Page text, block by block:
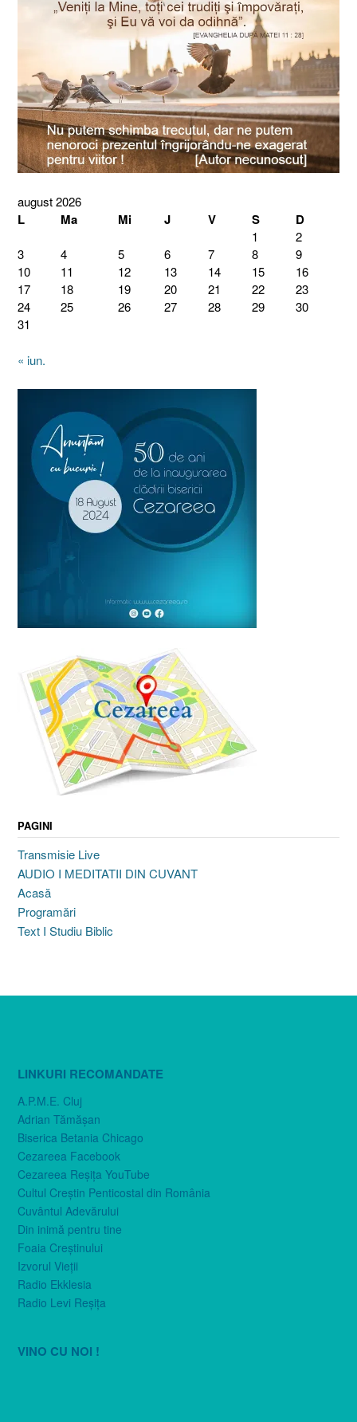
august 2026
L Ma Mi J V S D
1
2
3
4 5 6 7 8
9
10
11 12 13 14 15
16
17
18 19 20 21 22
23
24
25 26 27 28 29
30
31
« iun.
PAGINI
Transmisie Live
AUDIO I MEDITATII DIN CUVANT
Acasă
Programări
Text I Studiu Biblic
LINKURI RECOMANDATE
A.P.M.E. Cluj
Adrian Tămăşan
Biserica Betania Chicago
Cezareea Facebook
Cezareea Reşiţa YouTube
Cultul Creştin Penticostal din România
Cuvântul Adevărului
Din inimă pentru tine
Foaia Creştinului
Izvorul Vieţii
Radio Ekklesia
Radio Levi Reşiţa
VINO CU NOI !